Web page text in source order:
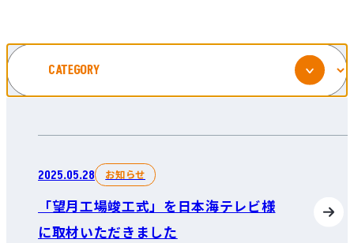
2025.05.28 お知らせ
「望月工場竣工式」を日本海テレビ様
に取材いただきました